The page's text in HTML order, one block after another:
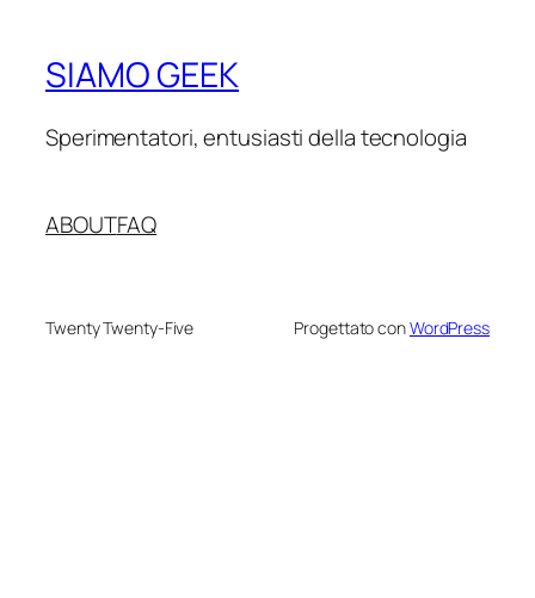
SIAMO GEEK
Sperimentatori, entusiasti della tecnologia
ABOUTFAQ
Twenty Twenty-Five Progettato conWordPress